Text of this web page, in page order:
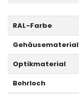
RAL-Farbe
Gehäusematerial
Optikmaterial
Bohrloch